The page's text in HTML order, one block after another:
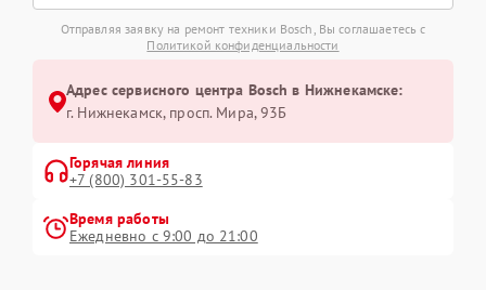
Отправляя заявку на ремонт техники Bosch, Вы соглашаетесь с
Политикой конфиденциальности
Адрес сервисного центра Bosch в Нижнекамске:
г. Нижнекамск, просп. Мира, 93Б
Горячая линия
+7 (800) 301-55-83
Время работы
Ежедневно с 9:00 до 21:00